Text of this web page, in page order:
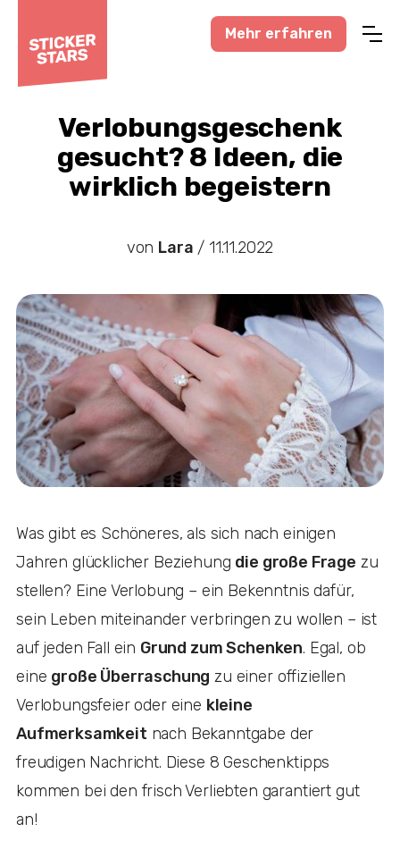
Feuerwehr-News
Karneval-Action
Hochzeitswelt
Sonstiges
Treueaktionen
Mehr erfahren
Verlobungsgeschenk
gesucht? 8 Ideen, die
wirklich begeistern
von Lara / 11.11.2022
Was gibt es Schöneres, als sich nach einigen
Jahren glücklicher Beziehung die große Frage zu
stellen? Eine Verlobung – ein Bekenntnis dafür,
sein Leben miteinander verbringen zu wollen – ist
auf jeden Fall ein Grund zum Schenken. Egal, ob
eine große Überraschung zu einer offiziellen
Verlobungsfeier oder eine kleine
Aufmerksamkeit nach Bekanntgabe der
freudigen Nachricht. Diese 8 Geschenktipps
kommen bei den frisch Verliebten garantiert gut
an!